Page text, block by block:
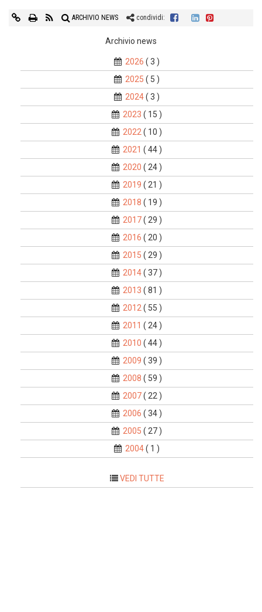
ARCHIVIO NEWS condividi:
Archivio news
2026 ( 3 )
2025 ( 5 )
2024( 3 )
2023 ( 15 )
2022 ( 10 )
2021 ( 44 )
2020 ( 24 )
2019 ( 21 )
2018 ( 19 )
2017( 29 )
2016 ( 20 )
2015 ( 29 )
2014( 37 )
2013 ( 81 )
2012 ( 55 )
2011 ( 24 )
2010 ( 44 )
2009 ( 39 )
2008 ( 59 )
2007( 22 )
2006 ( 34 )
2005 ( 27 )
2004( 1 )
VEDI TUTTE